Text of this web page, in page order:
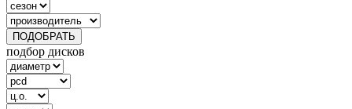
ПОДОБРАТЬ
подбор дисков